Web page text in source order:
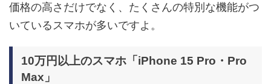
価格の高さだけでなく、たくさんの特別な機能がつ
いているスマホが多いですよ。
10万円以上のスマホ「iPhone 15 Pro・Pro
Max」